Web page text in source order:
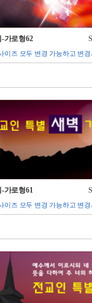
가로형62
이즈 모두 변경 가능하고 변
가로형61
이즈 모두 변경 가능하고 변